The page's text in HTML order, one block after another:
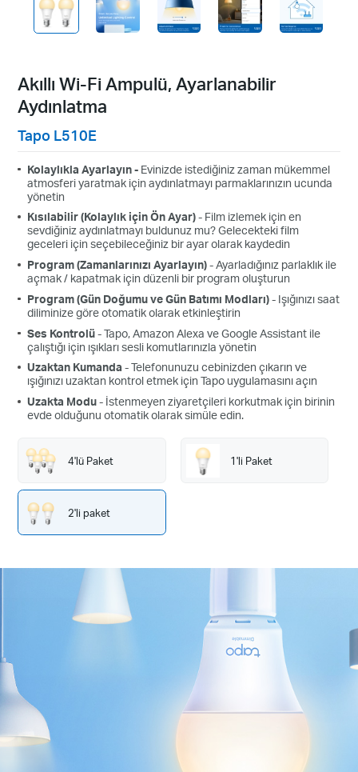
Akıllı Wi-Fi Ampulü, Ayarlanabilir
Aydınlatma
Tapo L510E
Kolaylıkla Ayarlayın - Evinizde istediğiniz zaman mükemmel
atmosferi yaratmak için aydınlatmayı parmaklarınızın ucunda
yönetin
Kısılabilir (Kolaylık için Ön Ayar)- Film izlemek için en
sevdiğiniz aydınlatmayı buldunuz mu? Gelecekteki film
geceleri için seçebileceğiniz bir ayar olarak kaydedin
Program (Zamanlarınızı Ayarlayın)- Ayarladığınız parlaklık ile
açmak / kapatmak için düzenli bir program oluşturun
Program(Gün Doğumu ve Gün Batımı Modları)- Işığınızı saat
diliminize göre otomatik olarak etkinleştirin
Ses Kontrolü- Tapo, Amazon Alexa ve Google Assistant ile
çalıştığı için ışıkları sesli komutlarınızla yönetin
Uzaktan Kumanda - Telefonunuzu cebinizden çıkarın ve
ışığınızı uzaktan kontrol etmek için Tapo uygulamasını açın
Uzakta Modu- İstenmeyen ziyaretçileri korkutmak için birinin
evde olduğunu otomatik olarak simüle edin.
4'lü Paket 1'li Paket
2'li paket